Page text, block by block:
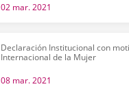
02 mar. 2021
Declaración Institucional con
Internacional de la Mujer
08 mar. 2021